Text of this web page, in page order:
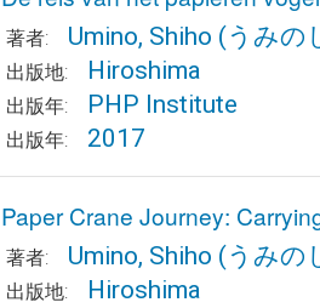
著者: Umino, Shiho (うみの
出版地: Hiroshima
出版年: PHP Institute
出版年: 2017
Paper Crane Journey:
著者: Umino, Shiho (うみの
出版地: Hiroshima